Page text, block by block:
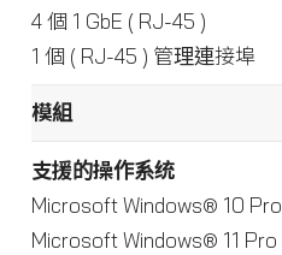
4 個 1 GbE ( RJ-45 )
1 個 ( RJ-45 ) 管理連接埠
模組
支援的操作系统
Microsoft Windows® 10 Pro
Microsoft Windows® 11 Pro